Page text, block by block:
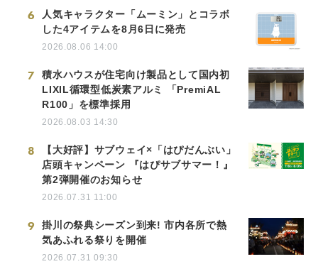
6
人気キャラクター「ムーミン」とコラボ
した4アイテムを8月6日に発売
2026.08.06 14:00
7
積水ハウスが住宅向け製品として国内初
LIXIL循環型低炭素アルミ 「PremiAL
R100」を標準採用
2026.08.03 14:30
8
【大好評】サブウェイ×「はぴだんぶい」
店頭キャンペーン 『はぴサブサマー！』
第2弾開催のお知らせ
2026.07.31 11:00
9
掛川の祭典シーズン到来! 市内各所で熱
気あふれる祭りを開催
2026.07.31 09:30